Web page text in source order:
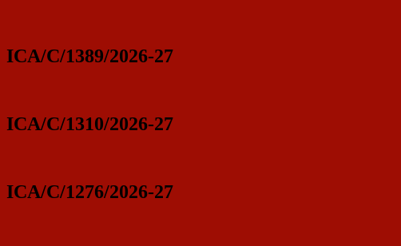
ICA/C/1389/2026-27
ICA/C/1310/2026-27
ICA/C/1276/2026-27